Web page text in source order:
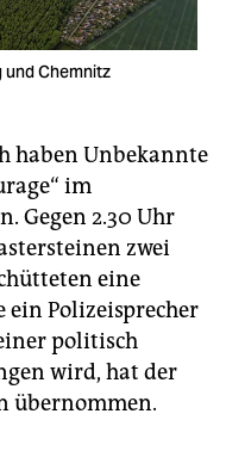
und Chemnitz
haben Unbekannte
im
Gegen 2.30 Uhr
zwei
eine
ein Polizeisprecher
politisch
wird, hat der
übernommen.